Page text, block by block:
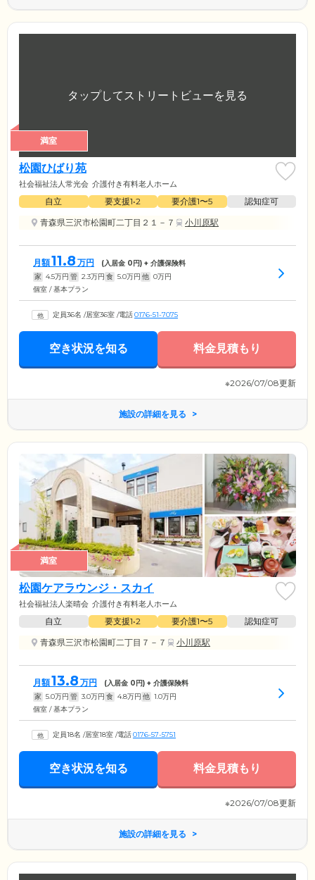
満室
松園ひばり苑
社会福祉法人常光会 介護付き有料老人ホーム
自立 要支援1•2 要介護1〜5
認知症可
青森県三沢市松園町二丁目２１－７
小川原駅
月額11.8 万円 (入居金 0円) + 介護保険料
家 4.5万円 管 2.3万円 食 5.0万円 他 0万円
個室 / 基本プラン
定員36名 /居室36室 /電話0176-51-7075
空き状況を知る 料金見積もり
※2026/07/08更新
施設の詳細を見る
満室
松園ケアラウンジ・スカイ
社会福祉法人楽晴会 介護付き有料老人ホーム
自立 要支援1•2 要介護1〜5
認知症可
青森県三沢市松園町二丁目７－７
小川原駅
月額13.8 万円 (入居金 0円) + 介護保険料
家 5.0万円 管 3.0万円 食 4.8万円 他 1.0万円
個室 / 基本プラン
定員18名 /居室18室 /電話0176-57-5751
空き状況を知る 料金見積もり
※2026/07/08更新
施設の詳細を見る